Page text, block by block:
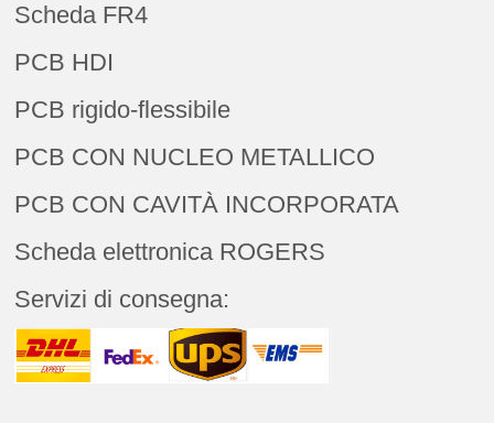
Scheda FR4
PCB HDI
PCB rigido-flessibile
PCB CON NUCLEO METALLICO
PCB CON CAVITÀ INCORPORATA
Scheda elettronica ROGERS
Servizi di consegna: